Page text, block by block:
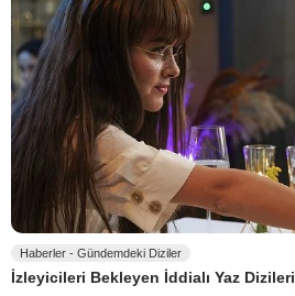
Haberler - Gündemdeki Diziler
İzleyicileri Bekleyen İddialı Yaz Dizileri